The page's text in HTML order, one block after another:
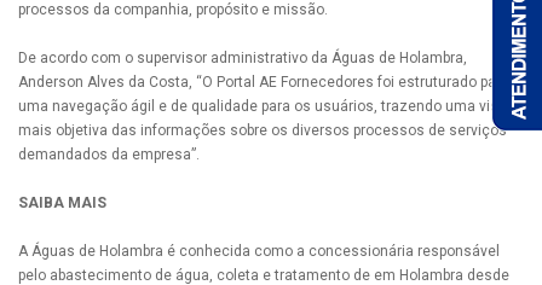
processos da companhia, propósito e missão.
De acordo com o supervisor administrativo da Águas de Holambra,
Anderson Alves da Costa, “O Portal AE Fornecedores foi estruturado para
uma navegação ágil e de qualidade para os usuários, trazendo uma visão
mais objetiva das informações sobre os diversos processos de serviços
demandados da empresa”.
SAIBA MAIS
A Águas de Holambra é conhecida como a concessionária responsável
pelo abastecimento de água, coleta e tratamento de em Holambra desde